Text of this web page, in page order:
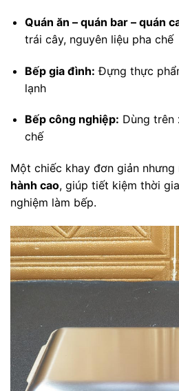
Quán ăn – quán bar – quán
trái cây, nguyên liệu pha chế
Bếp gia đình: Đựng thực
lạnh
Bếp công nghiệp: Dùng trên
chế
Một chiếc khay đơn giản nhưng
hành cao, giúp tiết kiệm thời
nghiệm làm bếp.